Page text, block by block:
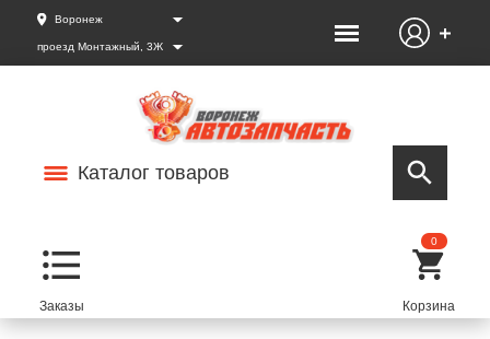
Воронеж
проезд Монтажный, 3Ж
Каталог товаров
0